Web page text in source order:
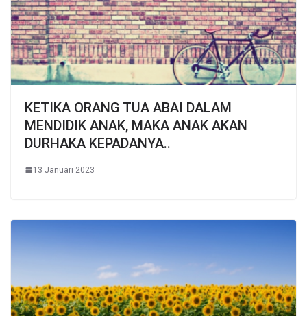
KETIKA ORANG TUA ABAI DALAM
MENDIDIK ANAK, MAKA ANAK AKAN
DURHAKA KEPADANYA..
13 Januari 2023